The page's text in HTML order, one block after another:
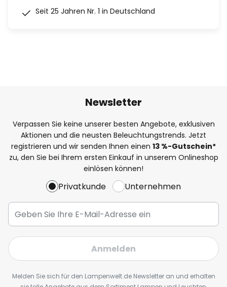
Seit 25 Jahren Nr. 1 in Deutschland
Newsletter
Verpassen Sie keine unserer besten Angebote, exklusiven
Aktionen und die neusten Beleuchtungstrends. Jetzt
registrieren und wir senden Ihnen einen 13 %-Gutschein*
zu, den Sie bei Ihrem ersten Einkauf in unserem Onlineshop
einlösen können!
Privatkunde Unternehmen
Anmelden
Melden Sie sich für den Lampenwelt.de Newsletter an und erhalten